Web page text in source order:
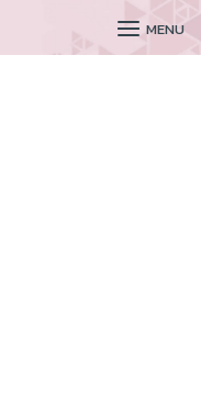
MENU